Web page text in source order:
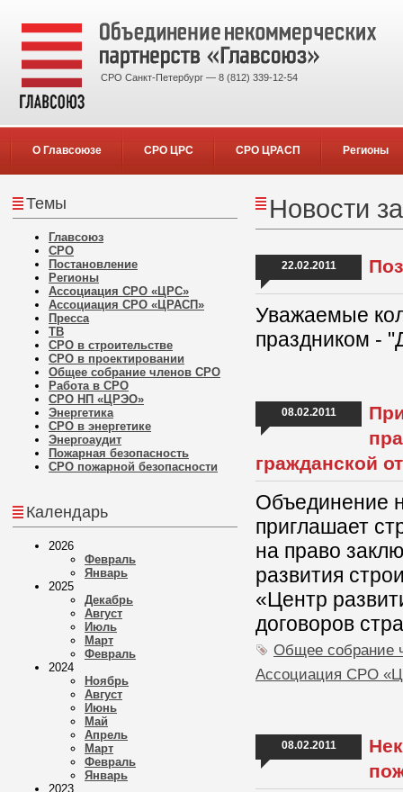
СРО Санкт-Петербург — 8 (812) 339-12-54
О Главсоюзе СРО ЦРС СРО ЦРАСП Регионы
Темы
Главсоюз
СРО
Постановление
Регионы
Ассоциация СРО «ЦРС»
Ассоциация СРО «ЦРАСП»
Пресса
ТВ
СРО в строительстве
СРО в проектировании
Общее собрание членов СРО
Работа в СРО
СРО НП «ЦРЭО»
Энергетика
СРО в энергетике
Энергоаудит
Пожарная безопасность
СРО пожарной безопасности
Календарь
2026
Февраль
Январь
2025
Декабрь
Август
Июль
Март
Февраль
2024
Ноябрь
Август
Июнь
Май
Апрель
Март
Февраль
Январь
2023
Новости
22.02.2011
Уважаемые
праздником -
08.02.2011
гражданской
Объединение
приглашает
на право
развития
«Центр
договоров
Общее собрание
Ассоциация СРО
08.02.2011